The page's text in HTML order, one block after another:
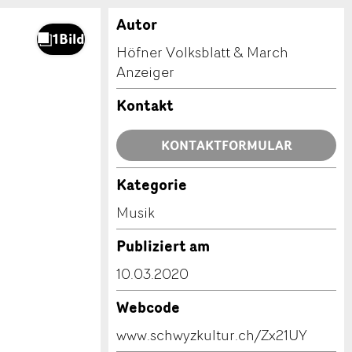
Autor
Höfner Volksblatt & March
Anzeiger
Kontakt
KONTAKTFORMULAR
Kategorie
Musik
Publiziert am
10.03.2020
Webcode
www.schwyzkultur.ch/Zx21UY